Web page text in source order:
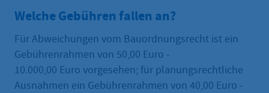
Welche Gebühren fallen an?
Für Abweichungen vom Bauordnungsrecht ist ein
Gebührenrahmen von 50,00 Euro -
10.000,00 Euro vorgesehen; für planungsrechtliche
Ausnahmen ein Gebührenrahmen von 40,00 Euro -